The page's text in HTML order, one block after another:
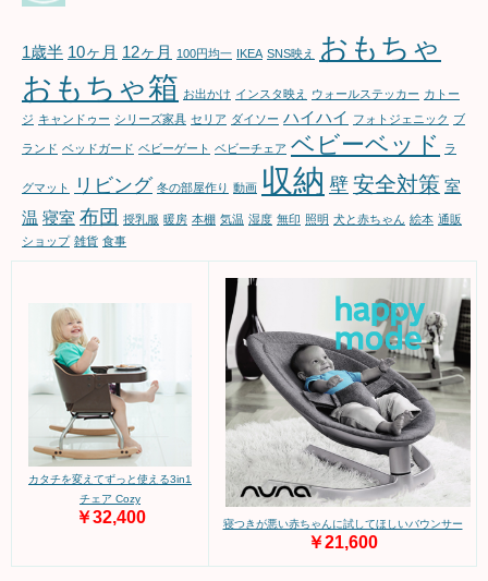
1歳半 10ヶ月 12ヶ月 100円均一 IKEA SNS映え おもちゃ
おもちゃ箱 お出かけ インスタ映え ウォールステッカー カトー
ジ キャンドゥー シリーズ家具 セリア ダイソー ハイハイ フォトジェニック ブ
ランド ベッドガード ベビーゲート ベビーチェア ベビーベッド ラ
グマット リビング 冬の部屋作り 動画 収納 壁 安全対策 室
温 寝室 布団 授乳服 暖房 本棚 気温 湿度 無印 照明 犬と赤ちゃん 絵本 通販
ショップ 雑貨 食事
カタチを変えてずっと使える3in1
チェア Cozy
￥32,400 寝つきが悪い赤ちゃんに試してほしいバウンサー
￥21,600